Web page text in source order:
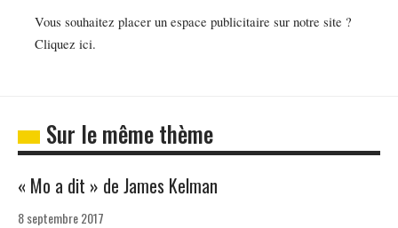
Vous souhaitez placer un espace publicitaire sur notre site ?
Cliquez ici.
Sur le même thème
« Mo a dit » de James Kelman
8 septembre 2017